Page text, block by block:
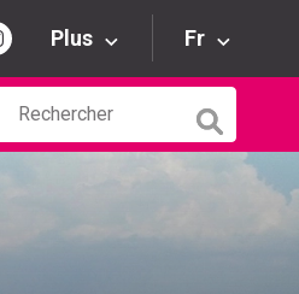
Plus Fr